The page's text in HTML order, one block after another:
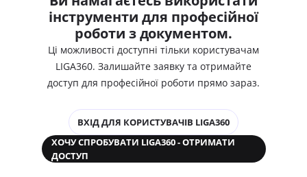
інструменти для професійної
роботи з документом.
Ці можливості доступні тільки користувачам
LIGA360. Залишайте заявку та отримайте
доступ для професійної роботи прямо зараз.
ВХІД ДЛЯ КОРИСТУВАЧІВ LIGA360
ХОЧУ СПРОБУВАТИ LIGA360 - ОТРИМАТИ
ДОСТУП